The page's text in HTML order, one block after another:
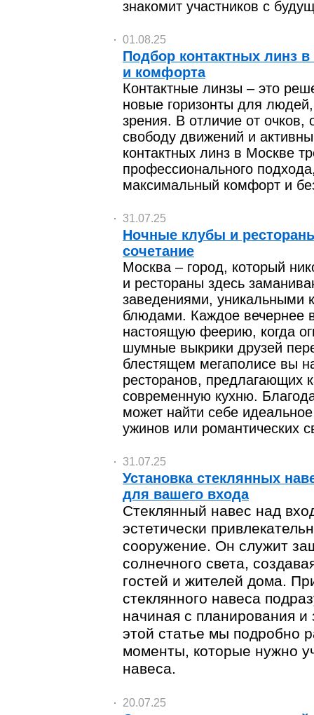
знакомит участников с
01.08.25
Подбор контактных линз
и комфорта
Контактные линзы – это
новые горизонты для
зрения. В отличие от очков,
свободу движений и
контактных линз в Москве
профессионального
максимальный комфорт и
31.07.25
Ночные клубы и
сочетание
Москва – город, который
и рестораны здесь
заведениями, уникальными
блюдами. Каждое вечернее
настоящую феерию, когда
шумные выкрики друзей
блестящем мегаполисе вы
ресторанов, предлагающих
современную кухню.
может найти себе
ужинов или романтических
31.07.25
Установка стеклянных
для вашего входа
Стеклянный навес над
эстетически
сооружение. Он служит
солнечного света,
гостей и жителей дома.
стеклянного навеса
начиная с планирования
этой статье мы подробно
моменты, которые нужно
навеса.
20.07.25